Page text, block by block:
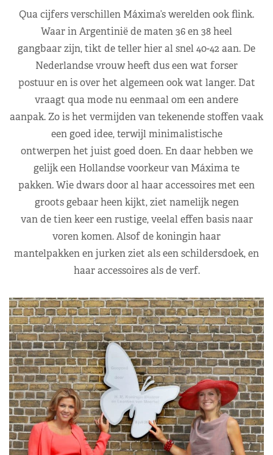
Qua cijfers verschillen Máxima’s werelden ook flink.
Waar in Argentinië de maten 36 en 38 heel
gangbaar zijn, tikt de teller hier al snel 40-42 aan. De
Nederlandse vrouw heeft dus een wat forser
postuur en is over het algemeen ook wat langer. Dat
vraagt qua mode nu eenmaal om een andere
aanpak. Zo is het vermijden van tekenende stoffen vaak
een goed idee, terwijl minimalistische
ontwerpen het juist goed doen. En daar hebben we
gelijk een Hollandse voorkeur van Máxima te
pakken. Wie dwars door al haar accessoires met een
groots gebaar heen kijkt, ziet namelijk negen
van de tien keer een rustige, veelal effen basis naar
voren komen. Alsof de koningin haar
mantelpakken en jurken ziet als een schildersdoek, en
haar accessoires als de verf.